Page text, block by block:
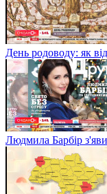
День родоводу: як
Людмила Барбір